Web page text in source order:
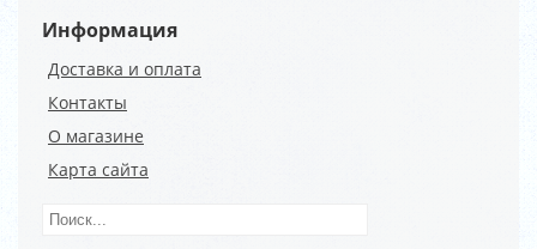
Информация
Доставка и оплата
Контакты
О магазине
Карта сайта